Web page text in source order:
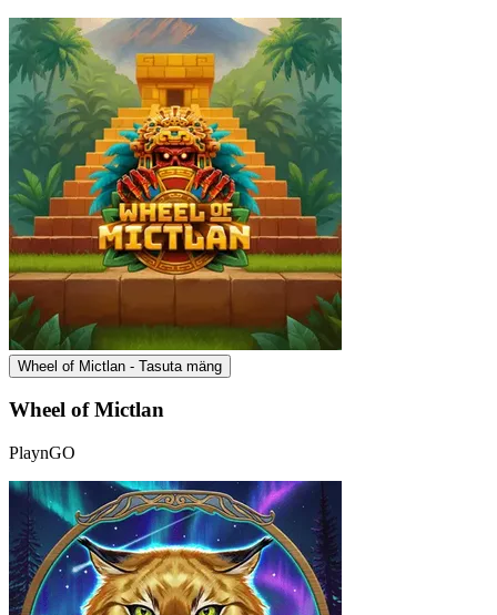
Wheel of Mictlan - Tasuta mäng
Wheel of Mictlan
PlaynGO